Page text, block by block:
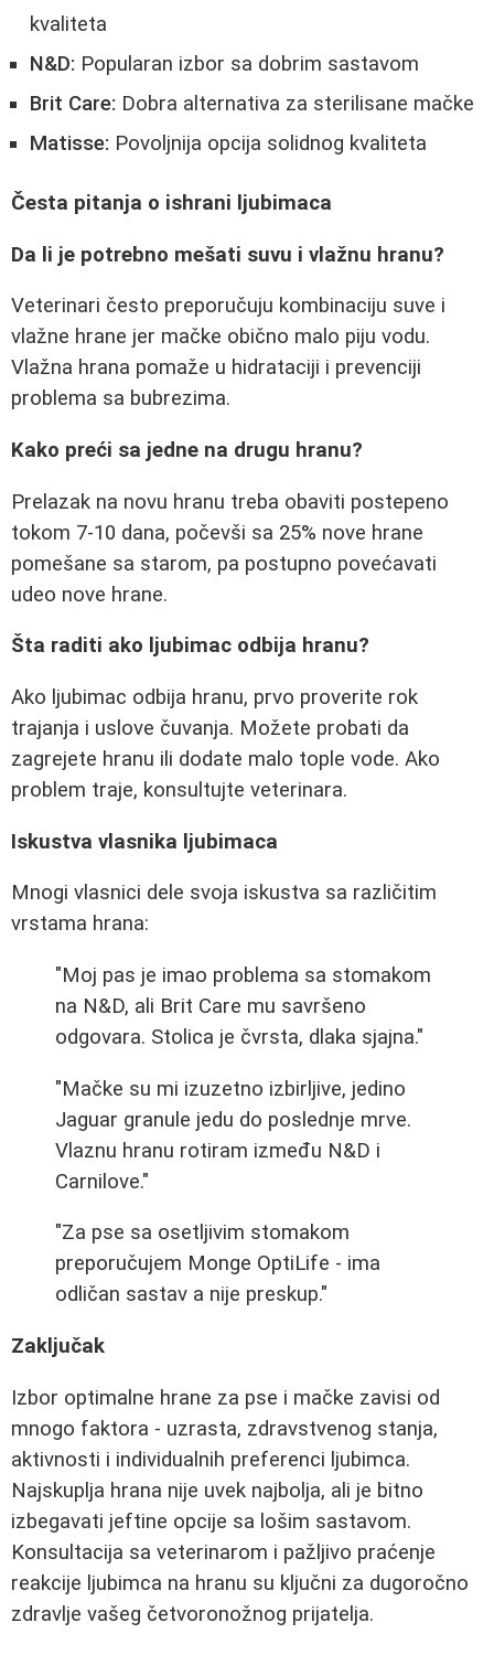
kvaliteta
N&D: Popularan izbor sa dobrim sastavom
Brit Care: Dobra alternativa za sterilisane mačke
Matisse: Povoljnija opcija solidnog kvaliteta
Česta pitanja o ishrani ljubimaca
Da li je potrebno mešati suvu i vlažnu hranu?
Veterinari često preporučuju kombinaciju suve i
vlažne hrane jer mačke obično malo piju vodu.
Vlažna hrana pomaže u hidrataciji i prevenciji
problema sa bubrezima.
Kako preći sa jedne na drugu hranu?
Prelazak na novu hranu treba obaviti postepeno
tokom 7-10 dana, počevši sa 25% nove hrane
pomešane sa starom, pa postupno povećavati
udeo nove hrane.
Šta raditi ako ljubimac odbija hranu?
Ako ljubimac odbija hranu, prvo proverite rok
trajanja i uslove čuvanja. Možete probati da
zagrejete hranu ili dodate malo tople vode. Ako
problem traje, konsultujte veterinara.
Iskustva vlasnika ljubimaca
Mnogi vlasnici dele svoja iskustva sa različitim
vrstama hrana:
"Moj pas je imao problema sa stomakom
na N&D, ali Brit Care mu savršeno
odgovara. Stolica je čvrsta, dlaka sjajna."
"Mačke su mi izuzetno izbirljive, jedino
Jaguar granule jedu do poslednje mrve.
Vlaznu hranu rotiram između N&D i
Carnilove."
"Za pse sa osetljivim stomakom
preporučujem Monge OptiLife - ima
odličan sastav a nije preskup."
Zaključak
Izbor optimalne hrane za pse i mačke zavisi od
mnogo faktora - uzrasta, zdravstvenog stanja,
aktivnosti i individualnih preferenci ljubimca.
Najskuplja hrana nije uvek najbolja, ali je bitno
izbegavati jeftine opcije sa lošim sastavom.
Konsultacija sa veterinarom i pažljivo praćenje
reakcije ljubimca na hranu su ključni za dugoročno
zdravlje vašeg četvoronožnog prijatelja.